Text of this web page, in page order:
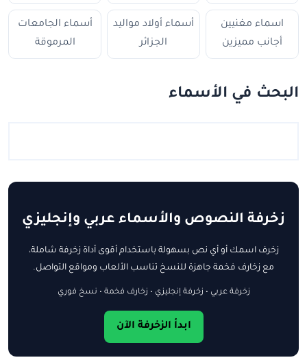
اسماء مغنيين
أجانب مميزين
أسماء أولاد مواليد
الجزائر
أسماء الجامعات
المرموقة
البحث في الأسماء
زخرفة النصوص والأسماء عربي وإنجليزي
زخرف اسمك أو أي نص بسهولة باستخدام أقوى أداة زخرفة شاملة،
مع زخارف فخمة جاهزة للنسخ تناسب الألعاب ومواقع التواصل.
زخرفة عربي • زخرفة إنجليزي • زخارف فخمة • نسخ فوري
ابدأ الزخرفة الآن